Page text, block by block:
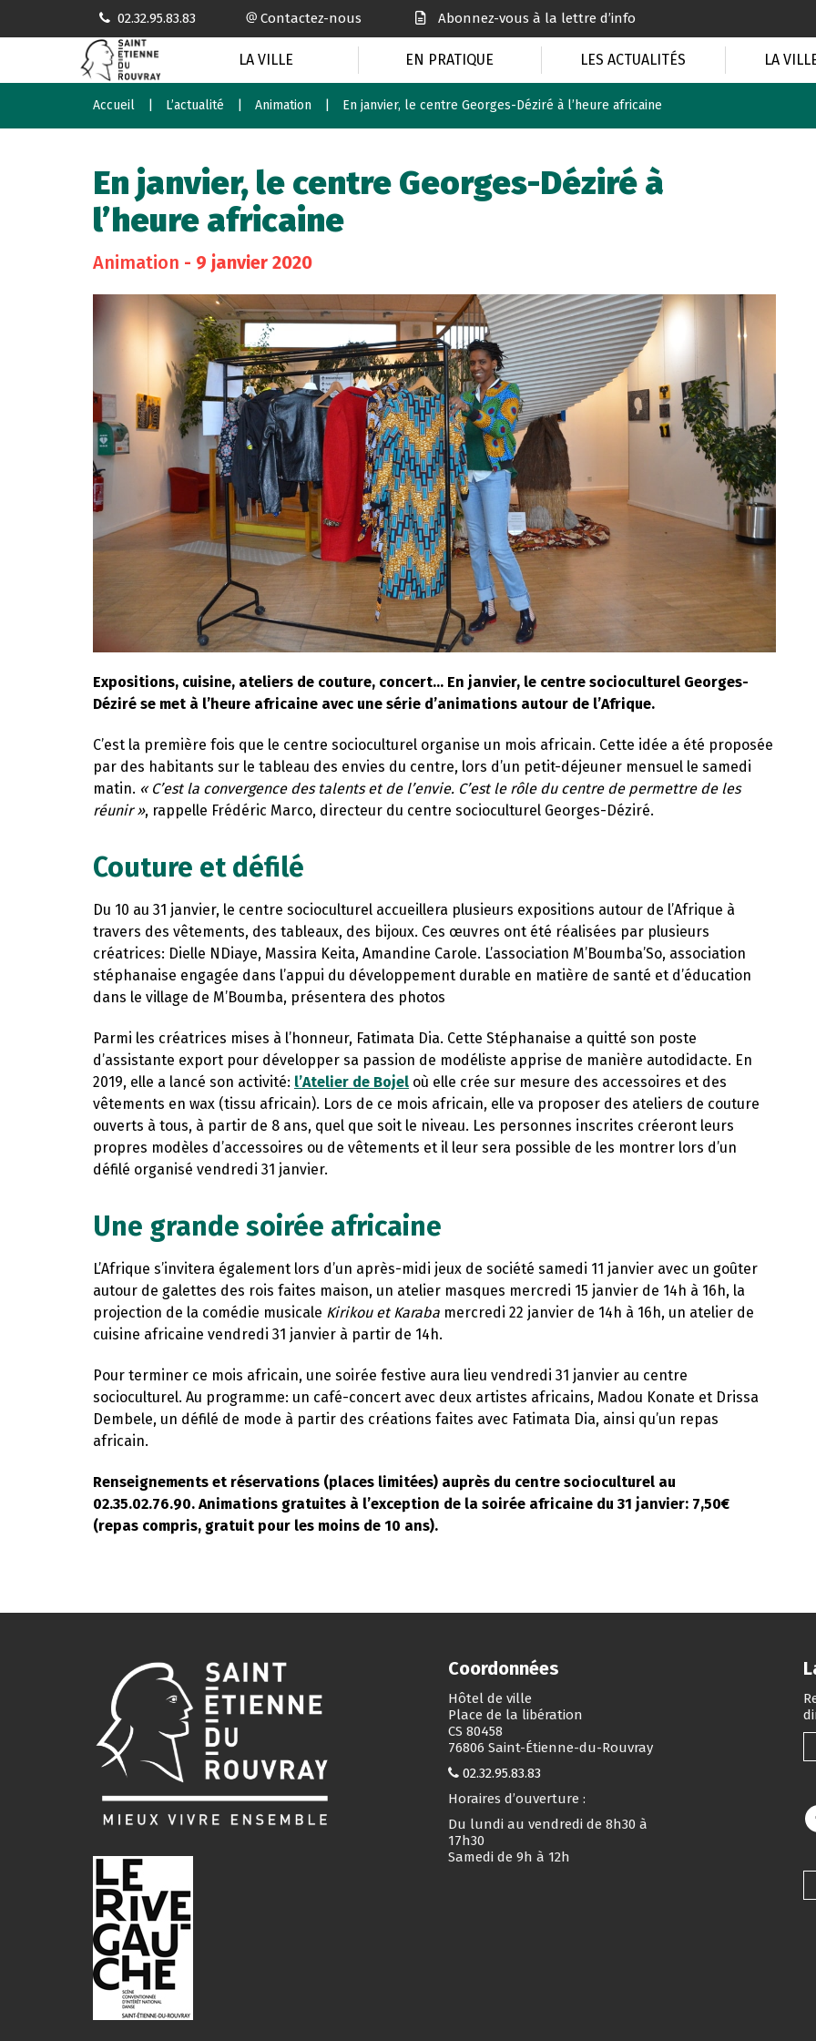
02.32.95.83.83 Contactez-nous Abonnez-vous à la lettre d’info
LA VILLE EN PRATIQUE LES ACTUALITÉS LA
Accueil L’actualité Animation En janvier, le centre Georges-Déziré à l’heure africaine
En janvier, le centre Georges-Déziré à
l’heure africaine
Animation - 9 janvier 2020
Expositions, cuisine, ateliers de couture, concert… En janvier, le centre socioculturel Georges-
Déziré se met à l’heure africaine avec une série d’animations autour de l’Afrique.
C’est la première fois que le centre socioculturel organise un mois africain. Cette idée a été proposée
par des habitants sur le tableau des envies du centre, lors d’un petit-déjeuner mensuel le samedi
matin. « C’est la convergence des talents et de l’envie. C’est le rôle du centre de permettre de les
réunir », rappelle Frédéric Marco, directeur du centre socioculturel Georges-Déziré.
Couture et défilé
Du 10 au 31 janvier, le centre socioculturel accueillera plusieurs expositions autour de l’Afrique à
travers des vêtements, des tableaux, des bijoux. Ces œuvres ont été réalisées par plusieurs
créatrices: Dielle NDiaye, Massira Keita, Amandine Carole. L’association M’Boumba’So, association
stéphanaise engagée dans l’appui du développement durable en matière de santé et d’éducation
dans le village de M’Boumba, présentera des photos
Parmi les créatrices mises à l’honneur, Fatimata Dia. Cette Stéphanaise a quitté son poste
d’assistante export pour développer sa passion de modéliste apprise de manière autodidacte. En
2019, elle a lancé son activité: l’Atelier de Bojel où elle crée sur mesure des accessoires et des
vêtements en wax (tissu africain). Lors de ce mois africain, elle va proposer des ateliers de couture
ouverts à tous, à partir de 8 ans, quel que soit le niveau. Les personnes inscrites créeront leurs
propres modèles d’accessoires ou de vêtements et il leur sera possible de les montrer lors d’un
défilé organisé vendredi 31 janvier.
Une grande soirée africaine
L’Afrique s’invitera également lors d’un après-midi jeux de société samedi 11 janvier avec un goûter
autour de galettes des rois faites maison, un atelier masques mercredi 15 janvier de 14h à 16h, la
projection de la comédie musicale Kirikou et Karaba mercredi 22 janvier de 14h à 16h, un atelier de
cuisine africaine vendredi 31 janvier à partir de 14h.
Pour terminer ce mois africain, une soirée festive aura lieu vendredi 31 janvier au centre
socioculturel. Au programme: un café-concert avec deux artistes africains, Madou Konate et Drissa
Dembele, un défilé de mode à partir des créations faites avec Fatimata Dia, ainsi qu’un repas
africain.
Renseignements et réservations (places limitées) auprès du centre socioculturel au
02.35.02.76.90. Animations gratuites à l’exception de la soirée africaine du 31 janvier: 7,50€
(repas compris, gratuit pour les moins de 10 ans).
Coordonnées
Hôtel de ville
Place de la libération
CS 80458
76806 Saint-Étienne-du-Rouvray
02.32.95.83.83
Horaires d’ouverture :
Du lundi au vendredi de 8h30 à
17h30
Samedi de 9h à 12h